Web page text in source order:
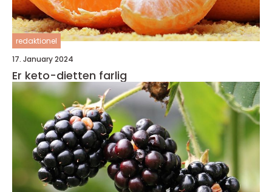
redaktionel
17. January 2024
Er keto-dietten farlig